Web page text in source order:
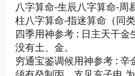
八字算命-生辰八字算命-周
柱八字算命-指迷算命（同
四季用神参考 : 日主天干
没有土、金。
穷通宝鉴调候用神参考 :